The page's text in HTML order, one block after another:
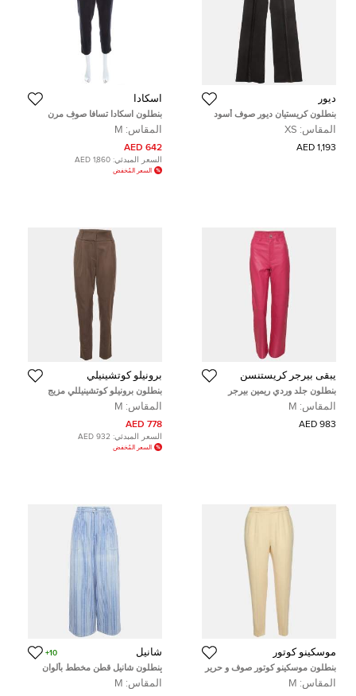
ديور
بنطلون كريستيان ديور صوف أسود
ضيق صغير - إكس سمول
المقاس: XS
1,193 AED
اسكادا
بنطلون اسكادا تسافا صوف مرن
كريب خصر مرتفع قصير أزرق كحلي
Mالمقاس: M
642 AED
السعر المبدئي: 1,860 AED
السعر المُخفض
يبقى بيرجر كريستنسن
بنطلون جلد وردي ريمين بيرجر
كريستنسن مقاس متوسط - ميديوم
المقاس: M
983 AED
برونيلو كوتشينيلي
بنطلون برونيلو كوتشينيللي مزيج
صوف بني مطوي مقاس متوسط
(ميديوم)
المقاس: M
778 AED
السعر المبدئي: 932 AED
السعر المُخفض
موسكينو كوتور
بنطلون موسكينو كوتور صوف و حرير
بيج فاتح مدبب الساق مقاس ميديام
(م)المقاس: M
شانيل 10+
بنطلون شانيل قطن مخطط بألوان
أرجواني/متعددة ساق عريضة مقاس
متوسط
المقاس: M